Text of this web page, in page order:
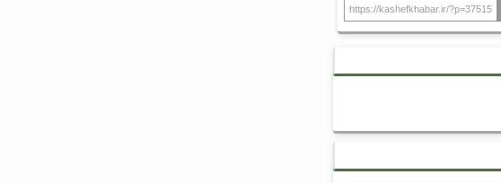
https://kashefkhabar.ir/?p=37515